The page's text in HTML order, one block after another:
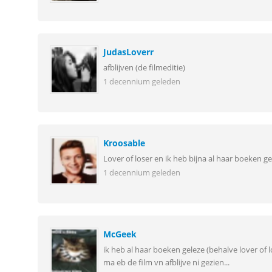
JudasLoverr
afblijven (de filmeditie)
1 decennium geleden
Kroosable
Lover of loser en ik heb bijna al haar boeken
1 decennium geleden
McGeek
ik heb al haar boeken geleze (behalve lover of
ma eb de film vn afblijve ni gezien...